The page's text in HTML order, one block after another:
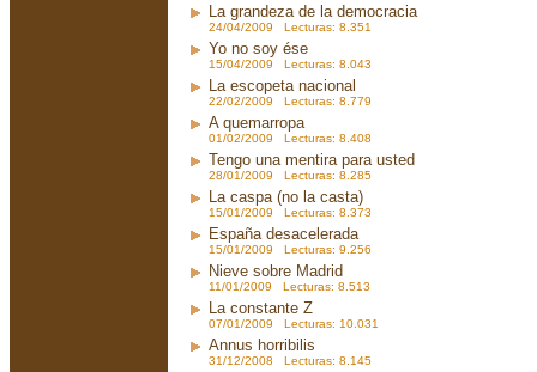
La grandeza de la democracia
24/04/2009 Lecturas: 8.351
Yo no soy ése
15/04/2009 Lecturas: 8.043
La escopeta nacional
22/02/2009 Lecturas: 8.779
A quemarropa
01/02/2009 Lecturas: 8.408
Tengo una mentira para usted
28/01/2009 Lecturas: 8.285
La caspa (no la casta)
15/01/2009 Lecturas: 8.373
España desacelerada
15/01/2009 Lecturas: 9.256
Nieve sobre Madrid
11/01/2009 Lecturas: 8.513
La constante Z
07/01/2009 Lecturas: 10.031
Annus horribilis
31/12/2008 Lecturas: 8.145